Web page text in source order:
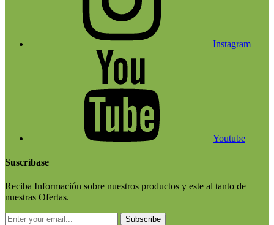
Instagram
Youtube
Suscríbase
Reciba Información sobre nuestros productos y este al tanto de
nuestras Ofertas.
Subscribe